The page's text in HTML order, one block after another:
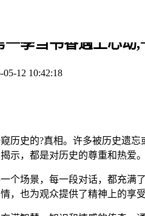
一季当书香遇上心
05-12 10:42:18
历史的?真相。许多被历史遗
示，都是对历史的尊重和热爱。
个场景，每一段对话，都充
，也为观众提供了精神上的享受